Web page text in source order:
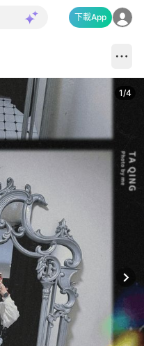
下載App
1/4